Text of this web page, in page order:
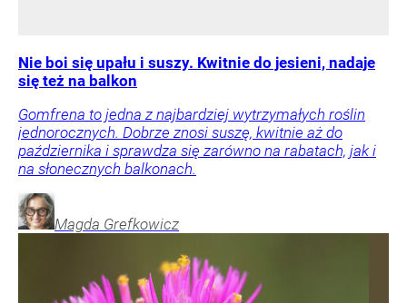
Nie boi się upału i suszy. Kwitnie do jesieni, nadaje
się też na balkon
Gomfrena to jedna z najbardziej wytrzymałych roślin
jednorocznych. Dobrze znosi suszę, kwitnie aż do
października i sprawdza się zarówno na rabatach, jak i
na słonecznych balkonach.
Magda Grefkowicz